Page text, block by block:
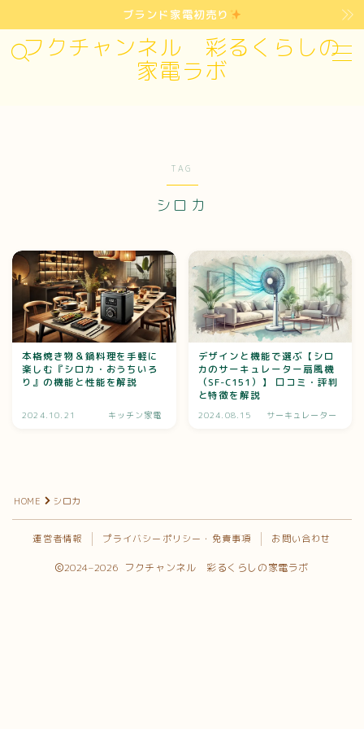
ブランド家電初売り
フクチャンネル 彩るくらしの
家電ラボ
MENU
TAG
シロカ
本格焼き物＆鍋料理を手軽に
楽しむ『シロカ・おうちいろ
り』の機能と性能を解説
2024.10.21 キッチン家電
デザインと機能で選ぶ【シロ
カのサーキュレーター扇風機
（SF-C151）】 口コミ・評判
と特徴を解説
2024.08.15 サーキュレーター
HOME シロカ
運営者情報 プライバシーポリシー・免責事項 お問い合わせ
2024–2026 フクチャンネル 彩るくらしの家電ラボ